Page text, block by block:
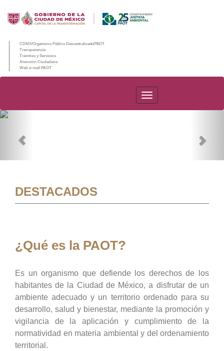
CDMX/Organismo Público Descentralizado/PAOT
Transparencia
Trámites y Servicios
Atención Ciudadana
Web e-mail PAOT
PAOT
DESTACADOS
¿Qué es la PAOT?
Es un organismo que defiende los derechos de los
habitantes de la Ciudad de México, a disfrutar de un
ambiente adecuado y un territorio ordenado para su
desarrollo, salud y bienestar, mediante la promoción y
vigilancia de la aplicación y cumplimiento de la
normatividad en materia ambiental y del ordenamiento
territorial.